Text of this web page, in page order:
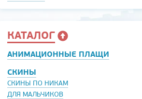
КАТАЛОГ
АНИМАЦИОННЫЕ ПЛАЩИ
СКИНЫ
СКИНЫ ПО НИКАМ
ДЛЯ МАЛЬЧИКОВ